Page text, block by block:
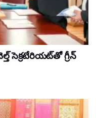
సెక్రటేరియట్‌తో గ్రీన్